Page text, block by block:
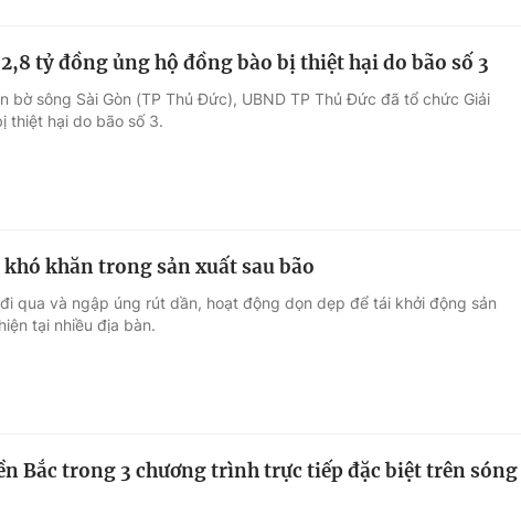
tỷ đồng ủng hộ đồng bào bị thiệt hại do bão số 3
bờ sông Sài Gòn (TP Thủ Đức), UBND TP Thủ Đức đã tổ chức Giải
thiệt hại do bão số 3.
khăn trong sản xuất sau bão
qua và ngập úng rút dần, hoạt động dọn dẹp để tái khởi động sản
tại nhiều địa bàn.
Bắc trong 3 chương trình trực tiếp đặc biệt trên sóng